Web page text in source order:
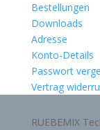
Bestellungen
Downloads
Adresse
Konto-Details
Passwort
Vertrag
RUEBEMIX